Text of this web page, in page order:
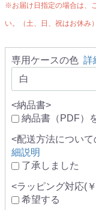
※お届け日指定の場合は、
い。（土、日、祝はお休み）
専用ケースの色 詳
<納品書>
納品書（PDF）
<配送方法につい
細説明
了承しました
<ラッピング対応(
希望する